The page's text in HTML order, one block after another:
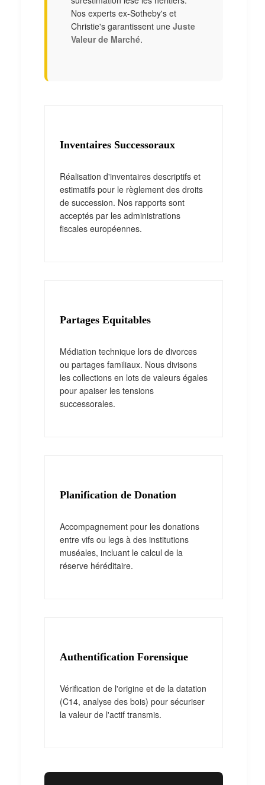
Nos experts ex-Sotheby's et
Christie's garantissent une Juste
Valeur de Marché.
Inventaires Successoraux
Réalisation d'inventaires descriptifs et
estimatifs pour le règlement des droits
de succession. Nos rapports sont
acceptés par les administrations
fiscales européennes.
Partages Equitables
Médiation technique lors de divorces
ou partages familiaux. Nous divisons
les collections en lots de valeurs égales
pour apaiser les tensions
successorales.
Planification de Donation
Accompagnement pour les donations
entre vifs ou legs à des institutions
muséales, incluant le calcul de la
réserve héréditaire.
Authentification Forensique
Vérification de l'origine et de la datation
(C14, analyse des bois) pour sécuriser
la valeur de l'actif transmis.